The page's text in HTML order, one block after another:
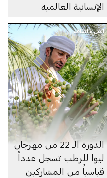
الإنسانية العالمية
الفن والثقافة
الدورة الـ 22 من مهرجان
ليوا للرطب تسجل عدداً
قياسياً من المشاركين